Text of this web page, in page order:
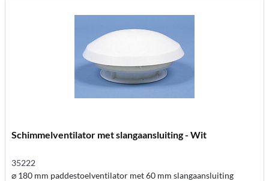
Schimmelventilator met slangaansluiting - Wit
35222
⌀ 180 mm paddestoelventilator met 60 mm slangaansluiting